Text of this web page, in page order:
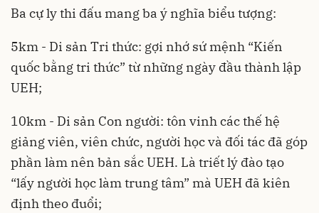
Ba cự ly thi đấu mang ba ý nghĩa biểu tượng:
5km - Di sản Tri thức: gợi nhớ sứ mệnh “Kiến
quốc bằng tri thức” từ những ngày đầu thành lập
UEH;
10km - Di sản Con người: tôn vinh các thế hệ
giảng viên, viên chức, người học và đối tác đã góp
phần làm nên bản sắc UEH. Là triết lý đào tạo
“lấy người học làm trung tâm” mà UEH đã kiên
định theo đuổi;